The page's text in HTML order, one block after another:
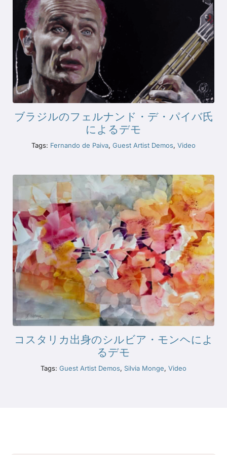
ブラジルのフェルナンド・デ・パイバ氏
によるデモ
Tags: Fernando de Paiva, Guest Artist Demos, Video
コスタリカ出身のシルビア・モンヘによ
るデモ
Tags: Guest Artist Demos, Silvia Monge, Video